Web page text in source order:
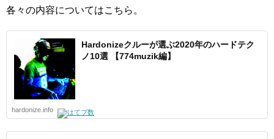
各々の内容についてはこちら。
Hardonizeクルーが選ぶ2020年のハードテク
ノ10選 【774muzik編】
hardonize.info